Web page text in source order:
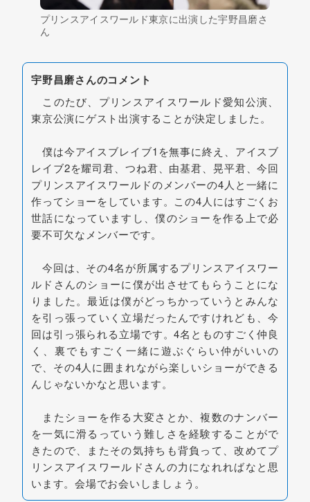
プリンスアイスワールド東京に出演した宇野昌磨さ
ん
宇野昌磨さんのコメント
このたび、プリンスアイスワールド愛知公演、
東京公演にゲスト出演することが決定しました。
僕は今アイスブレイブ1を無事に終え、アイスブ
レイブ2を耀司君、つね君、由基君、晃平君、今回
プリンスアイスワールドのメンバーの4人と一緒に
作ってショーをしています。この4人にはすごくお
世話になっていますし、僕のショーを作る上で必
要不可欠なメンバーです。
今回は、その4名が所属するプリンスアイスワー
ルドさんのショーに僕が出させてもらうことにな
りました。最近は僕がどっちかっていうとみんな
を引っ張っていく立場だったんですけれども、今
回は引っ張られる立場です。4名とものすごく仲良
く、裏でもすごく一緒に遊ぶぐらい仲がいいの
で、その4人に囲まれながら楽しいショーができる
んじゃないかなと思います。
またショーを作る大変さとか、複数のナンバー
を一気に滑るっていう難しさを経験することがで
きたので、またその気持ちも背負って、改めてプ
リンスアイスワールドさんの力になれればなと思
います。会場でお会いしましょう。